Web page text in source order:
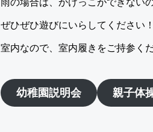
雨の場合は、かけっこができない
ぜひぜひ遊びにいらしてください
室内なので、室内履きをご持参くだ
幼稚園説明会 親子体